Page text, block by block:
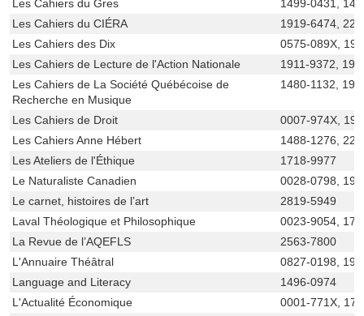
Les Cahiers du Gres
1499-0431,
Les Cahiers du CIÉRA
1919-6474,
Les Cahiers des Dix
0575-089X,
Les Cahiers de Lecture de l'Action Nationale
1911-9372,
Les Cahiers de La Société Québécoise de
Recherche en Musique
1480-1132,
Les Cahiers de Droit
0007-974X,
Les Cahiers Anne Hébert
1488-1276,
Les Ateliers de l'Éthique
1718-9977
Le Naturaliste Canadien
0028-0798,
Le carnet, histoires de l’art
2819-5949
Laval Théologique et Philosophique
0023-9054,
La Revue de l’AQEFLS
2563-7800
L'Annuaire Théâtral
0827-0198,
Language and Literacy
1496-0974
L'Actualité Économique
0001-771X,